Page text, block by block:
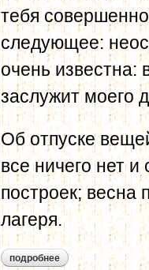
тебя
следующее:
очень известна:
заслужит моего
Об отпуске
все ничего нет
построек; весна
лагеря.
подробнее о бурцов и.г. -